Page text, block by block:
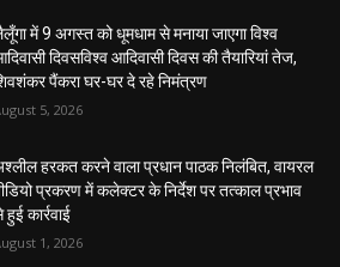
में 9 अगस्त को धूमधाम से मनाया जाएगा विश्व
दिवसविश्व आदिवासी दिवस की तैयारियां तेज,
पैंकरा घर-घर दे रहे निमंत्रण
5, 2026
हरकत करने वाला प्रधान पाठक निलंबित, वायरल
प्रकरण में कलेक्टर के निर्देश पर तत्काल प्रभाव
हुई कार्रवाई
1, 2026